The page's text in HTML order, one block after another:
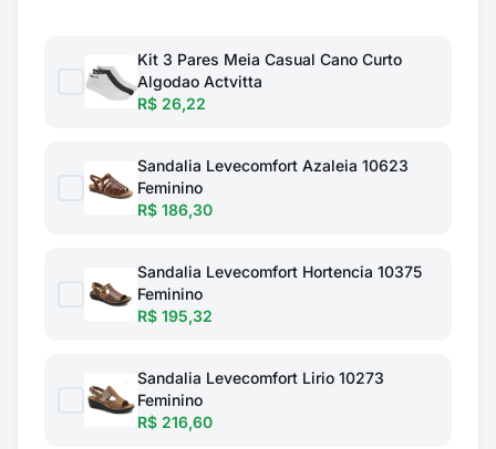
Kit 3 Pares Meia Casual Cano Curto
Algodao Actvitta
R$ 26,22
Sandalia Levecomfort Azaleia 10623
Feminino
R$ 186,30
Sandalia Levecomfort Hortencia 10375
Feminino
R$ 195,32
Sandalia Levecomfort Lirio 10273
Feminino
R$ 216,60